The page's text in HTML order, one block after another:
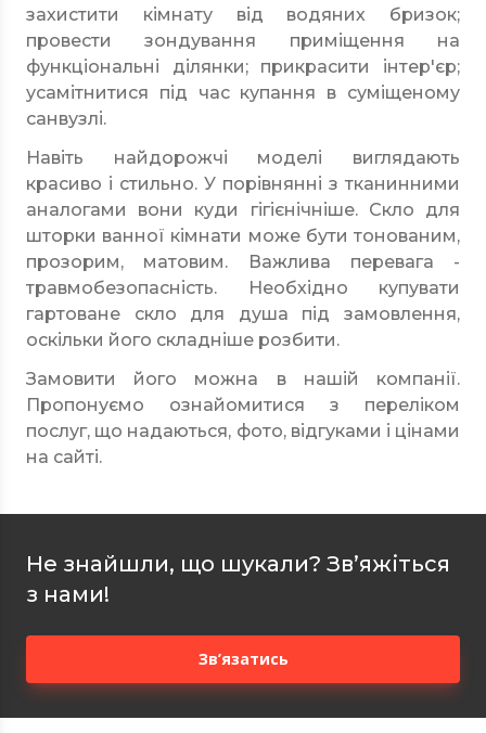
захистити кімнату від водяних бризок;
провести зондування приміщення на
функціональні ділянки; прикрасити інтер'єр;
усамітнитися під час купання в суміщеному
санвузлі.
Навіть найдорожчі моделі виглядають
красиво і стильно. У порівнянні з тканинними
аналогами вони куди гігієнічніше. Скло для
шторки ванної кімнати може бути тонованим,
прозорим, матовим. Важлива перевага -
травмобезопасність. Необхідно купувати
гартоване скло для душа під замовлення,
оскільки його складніше розбити.
Замовити його можна в нашій компанії.
Пропонуємо ознайомитися з переліком
послуг, що надаються, фото, відгуками і цінами
на сайті.
Не знайшли, що шукали? Зв’яжіться
з нами!
Зв’язатись